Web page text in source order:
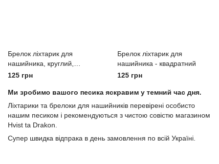
Брелок ліхтарик для
нашийника, круглий,
блакитний
125 грн
Брелок ліхтарик для
нашийника - квадратний
125 грн
Ми зробимо вашого песика яскравим у темний час дня.
Ліхтарики та брелоки для нашийників перевірені особисто
нашим песиком і рекомендуються з чистою совістю магазином
Hvist ta Drakon.
Супер швидка відпрака в день замовлення по всій Україні.